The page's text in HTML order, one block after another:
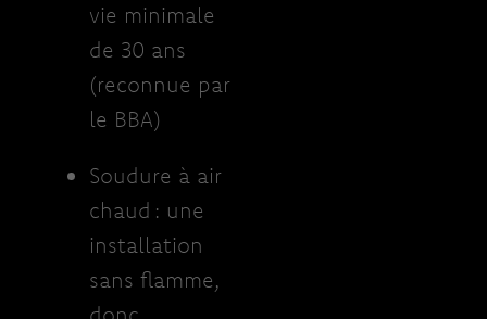
vie minimale
de 30 ans
(reconnue par
le BBA)
Soudure à air
chaud : une
installation
sans flamme,